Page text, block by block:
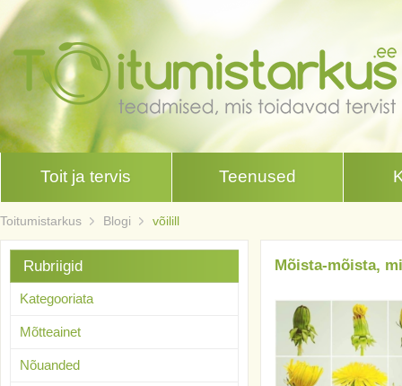
Toit ja tervis Teenused
Toitumistarkus Blogi võilill
Mõista-mõista,
Rubriigid
Kategooriata
Mõtteainet
Nõuanded